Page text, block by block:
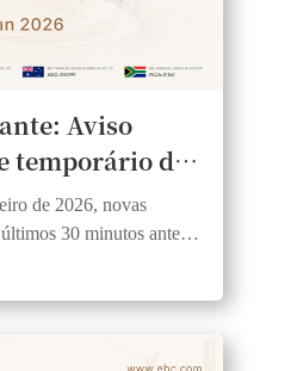
Aviso
temporário de
do fechamento
sexta-feira.
de 2026, novas
30 minutos antes
de sexta-feira terão